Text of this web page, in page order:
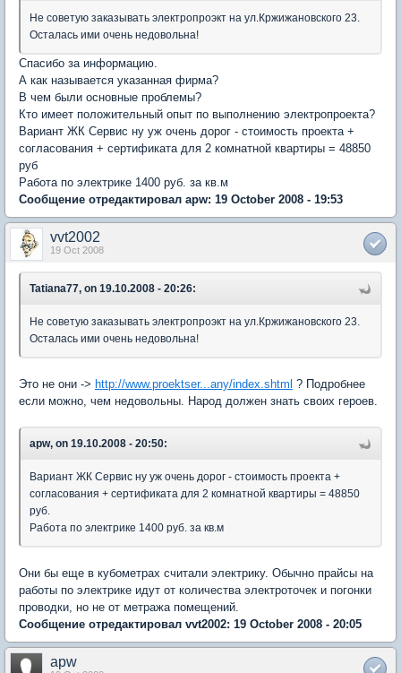
Не советую заказывать электропроэкт на ул.Кржижановского 23.
Осталась ими очень недовольна!
Спасибо за информацию.
А как называется указанная фирма?
В чем были основные проблемы?
Кто имеет положительный опыт по выполнению электропроекта?
Вариант ЖК Сервис ну уж очень дорог - стоимость проекта +
согласования + сертификата для 2 комнатной квартиры = 48850
руб
Работа по электрике 1400 руб. за кв.м
Сообщение отредактировал apw: 19 October 2008 - 19:53
vvt2002
19 Oct 2008
Tatiana77, on 19.10.2008 - 20:26:
Не советую заказывать электропроэкт на ул.Кржижановского 23.
Осталась ими очень недовольна!
Это не они -> http://www.proektser...any/index.shtml ? Подробнее
если можно, чем недовольны. Народ должен знать своих героев.
apw, on 19.10.2008 - 20:50:
Вариант ЖК Сервис ну уж очень дорог - стоимость проекта +
согласования + сертификата для 2 комнатной квартиры = 48850
руб.
Работа по электрике 1400 руб. за кв.м
Они бы еще в кубометрах считали электрику. Обычно прайсы на
работы по электрике идут от количества электроточек и погонки
проводки, но не от метража помещений.
Сообщение отредактировал vvt2002: 19 October 2008 - 20:05
apw